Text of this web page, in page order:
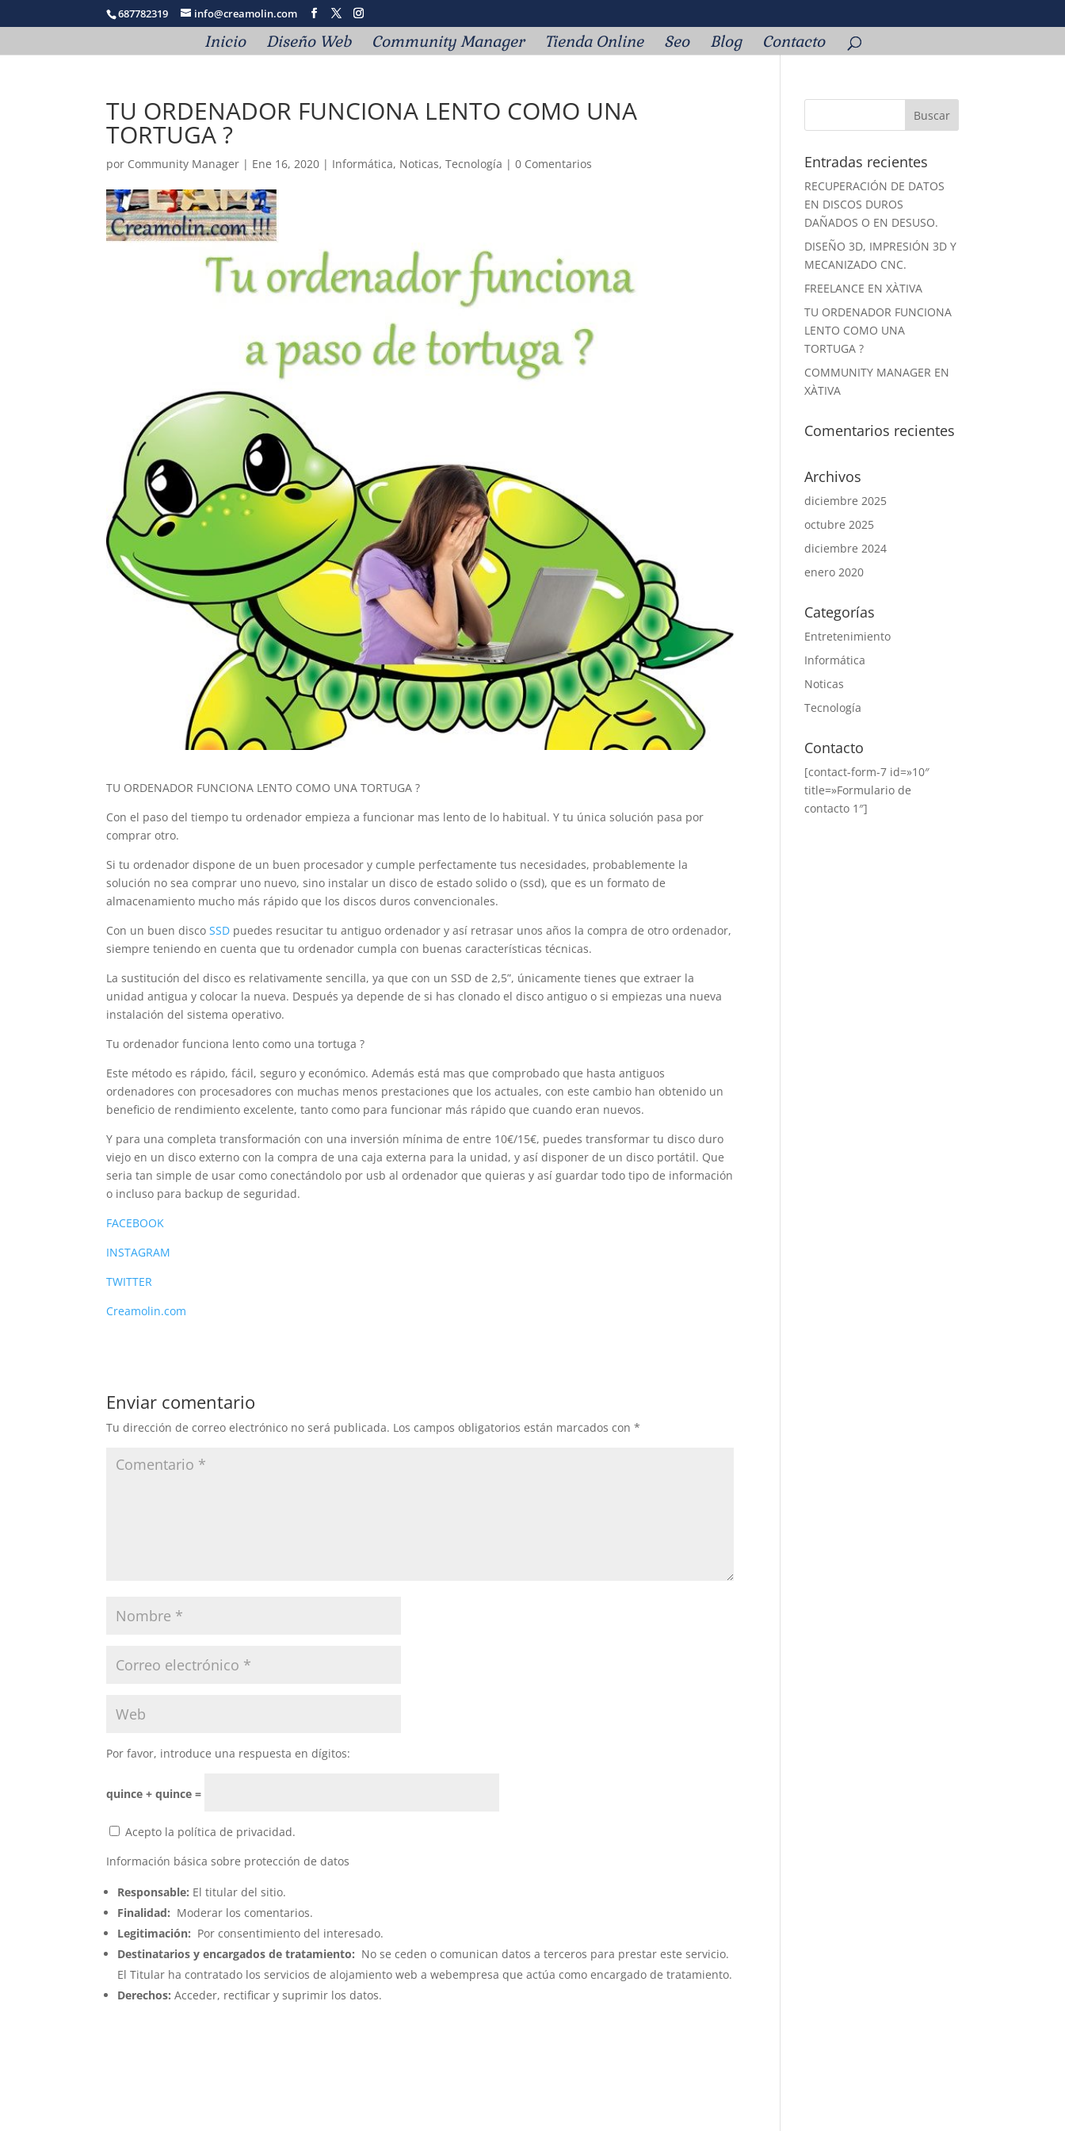
687782319 info@creamolin.com
Inicio Diseño Web Community Manager Tienda Online Seo Blog Contacto
TU ORDENADOR FUNCIONA LENTO COMO UNA
TORTUGA ?
por Community Manager | Ene 16, 2020 | Informática, Noticas,Tecnología |0 Comentarios
TU ORDENADOR FUNCIONA LENTO COMO UNA TORTUGA ?
Con el paso del tiempo tu ordenador empieza a funcionar mas lento de lo habitual. Y tu única solución pasa por
comprar otro.
Si tu ordenador dispone de un buen procesador y cumple perfectamente tus necesidades, probablemente la
solución no sea comprar uno nuevo, sino instalar un disco de estado solido o (ssd), que es un formato de
almacenamiento mucho más rápido que los discos duros convencionales.
Con un buen disco SSD puedes resucitar tu antiguo ordenador y así retrasar unos años la compra de otro ordenador,
siempre teniendo en cuenta que tu ordenador cumpla con buenas características técnicas.
La sustitución del disco es relativamente sencilla, ya que con un SSD de 2,5”, únicamente tienes que extraer la
unidad antigua y colocar la nueva. Después ya depende de si has clonado el disco antiguo o si empiezas una nueva
instalación del sistema operativo.
Tu ordenador funciona lento como una tortuga ?
Este método es rápido, fácil, seguro y económico. Además está mas que comprobado que hasta antiguos
ordenadores con procesadores con muchas menos prestaciones que los actuales, con este cambio han obtenido un
beneficio de rendimiento excelente, tanto como para funcionar más rápido que cuando eran nuevos.
Y para una completa transformación con una inversión mínima de entre 10€/15€, puedes transformar tu disco duro
viejo en un disco externo con la compra de una caja externa para la unidad, y así disponer de un disco portátil. Que
seria tan simple de usar como conectándolo por usb al ordenador que quieras y así guardar todo tipo de información
o incluso para backup de seguridad.
FACEBOOK
INSTAGRAM
TWITTER
Creamolin.com
Enviar comentario
Tu dirección de correo electrónico no será publicada. Los campos obligatorios están marcados con*
Por favor, introduce una respuesta en dígitos:
quince + quince =
Acepto la política de privacidad.
Información básica sobre protección de datos
Responsable: El titular del sitio.
Finalidad: Moderar los comentarios.
Legitimación: Por consentimiento del interesado.
Destinatarios y encargados de tratamiento: No se ceden o comunican datos a terceros para prestar este servicio.
El Titular ha contratado los servicios de alojamiento web a webempresa que actúa como encargado de tratamiento.
Derechos: Acceder, rectificar y suprimir los datos.
Entradas recientes
RECUPERACIÓN DE DATOS
EN DISCOS DUROS
DAÑADOS O EN DESUSO.
DISEÑO 3D, IMPRESIÓN 3D Y
MECANIZADO CNC.
FREELANCE EN XÀTIVA
TU ORDENADOR FUNCIONA
LENTO COMO UNA
TORTUGA ?
COMMUNITY MANAGER EN
XÀTIVA
Comentarios recientes
Archivos
diciembre 2025
octubre 2025
diciembre 2024
enero 2020
Categorías
Entretenimiento
Informática
Noticas
Tecnología
Contacto
[contact-form-7 id=»10″
title=»Formulario de
contacto 1″]